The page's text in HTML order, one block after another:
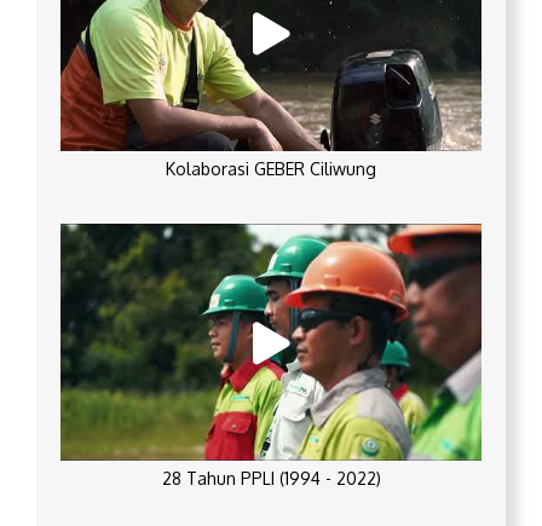
Kolaborasi GEBER Ciliwung
28 Tahun PPLI (1994 - 2022)